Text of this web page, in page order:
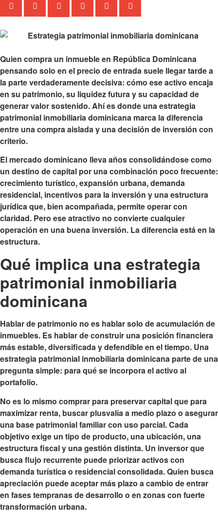
Quien compra un inmueble en República Dominicana
pensando solo en el precio de entrada suele llegar tarde a
la parte verdaderamente decisiva: cómo ese activo encaja
en su patrimonio, su liquidez futura y su capacidad de
generar valor sostenido. Ahí es donde una estrategia
patrimonial inmobiliaria dominicana marca la diferencia
entre una compra aislada y una decisión de inversión con
criterio.
El mercado dominicano lleva años consolidándose como
un destino de capital por una combinación poco frecuente:
crecimiento turístico, expansión urbana, demanda
residencial, incentivos para la inversión y una estructura
jurídica que, bien acompañada, permite operar con
claridad. Pero ese atractivo no convierte cualquier
operación en una buena inversión. La diferencia está en la
estructura.
Qué implica una estrategia
patrimonial inmobiliaria
dominicana
Hablar de patrimonio no es hablar solo de acumulación de
inmuebles. Es hablar de construir una posición financiera
más estable, diversificada y defendible en el tiempo. Una
estrategia patrimonial inmobiliaria dominicana parte de una
pregunta simple: para qué se incorpora el activo al
portafolio.
No es lo mismo comprar para preservar capital que para
maximizar renta, buscar plusvalía a medio plazo o asegurar
una base patrimonial familiar con uso parcial. Cada
objetivo exige un tipo de producto, una ubicación, una
estructura fiscal y una gestión distinta. Un inversor que
busca flujo recurrente puede priorizar activos con
demanda turística o residencial consolidada. Quien busca
apreciación puede aceptar más plazo a cambio de entrar
en fases tempranas de desarrollo o en zonas con fuerte
transformación urbana.